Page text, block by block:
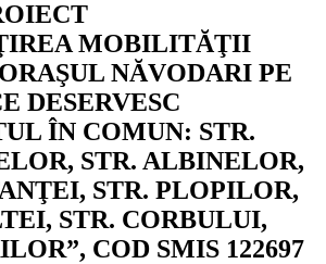
MOBILITĂŢII
NĂVODARI PE
DESERVESC
ÎN COMUN: STR.
STR. ALBINELOR,
STR. PLOPILOR,
STR. CORBULUI,
COD SMIS 122697